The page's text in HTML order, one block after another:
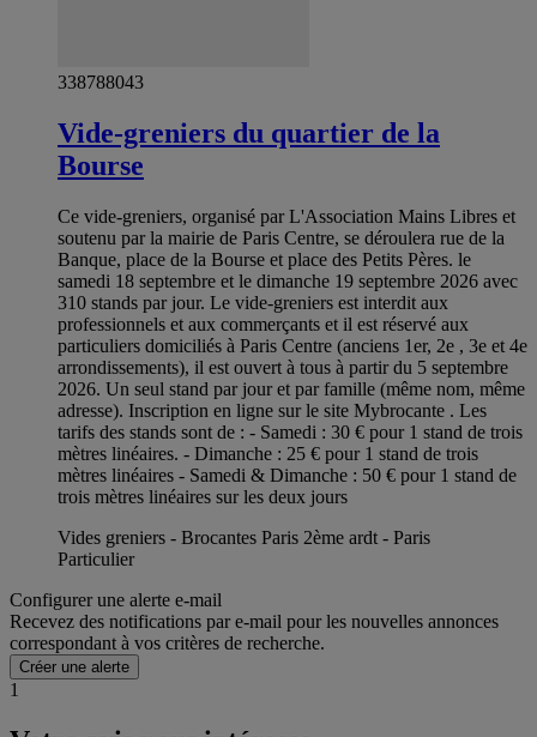
338788043
Vide-greniers du quartier de la
Bourse
Ce vide-greniers, organisé par L'Association Mains Libres et
soutenu par la mairie de Paris Centre, se déroulera rue de la
Banque, place de la Bourse et place des Petits Pères. le
samedi 18 septembre et le dimanche 19 septembre 2026 avec
310 stands par jour. Le vide-greniers est interdit aux
professionnels et aux commerçants et il est réservé aux
particuliers domiciliés à Paris Centre (anciens 1er, 2e , 3e et 4e
arrondissements), il est ouvert à tous à partir du 5 septembre
2026. Un seul stand par jour et par famille (même nom, même
adresse). Inscription en ligne sur le site Mybrocante . Les
tarifs des stands sont de : - Samedi : 30 € pour 1 stand de trois
mètres linéaires. - Dimanche : 25 € pour 1 stand de trois
mètres linéaires - Samedi & Dimanche : 50 € pour 1 stand de
trois mètres linéaires sur les deux jours
Vides greniers - Brocantes Paris 2ème ardt - Paris
Particulier
Configurer une alerte e-mail
Recevez des notifications par e-mail pour les nouvelles annonces
correspondant à vos critères de recherche.
Créer une alerte
1